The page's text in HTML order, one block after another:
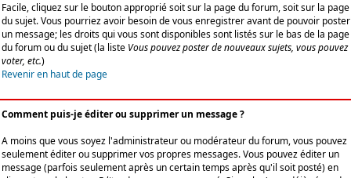
Facile, cliquez sur le bouton approprié soit sur la page du forum, soit sur la page
du sujet. Vous pourriez avoir besoin de vous enregistrer avant de pouvoir poster
un message; les droits qui vous sont disponibles sont listés sur le bas de la page
du forum ou du sujet (la liste Vous pouvez poster de nouveaux sujets, vous pouvez
voter, etc.)
Revenir en haut de page
Comment puis-je éditer ou supprimer un message ?
A moins que vous soyez l'administrateur ou modérateur du forum, vous pouvez
seulement éditer ou supprimer vos propres messages. Vous pouvez éditer un
message (parfois seulement après un certain temps après qu'il soit posté) en